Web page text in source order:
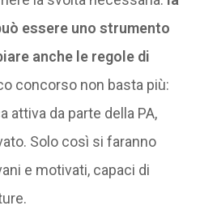
essere uno strumento
anche le regole di
concorso non basta più:
attiva da parte della PA,
Solo così si faranno
e motivati, capaci di